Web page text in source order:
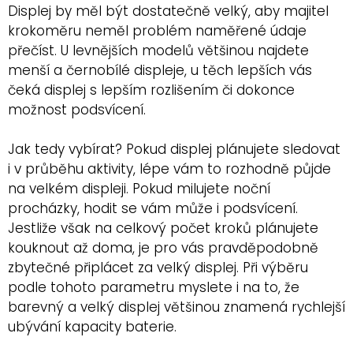
Displej by měl být dostatečně velký, aby majitel
krokoměru neměl problém naměřené údaje
přečíst. U levnějších modelů většinou najdete
menší a černobílé displeje, u těch lepších vás
čeká displej s lepším rozlišením či dokonce
možnost podsvícení.
Jak tedy vybírat? Pokud displej plánujete sledovat
i v průběhu aktivity, lépe vám to rozhodně půjde
na velkém displeji. Pokud milujete noční
procházky, hodit se vám může i podsvícení.
Jestliže však na celkový počet kroků plánujete
kouknout až doma, je pro vás pravděpodobně
zbytečné připlácet za velký displej. Při výběru
podle tohoto parametru myslete i na to, že
barevný a velký displej většinou znamená rychlejší
ubývání kapacity baterie.